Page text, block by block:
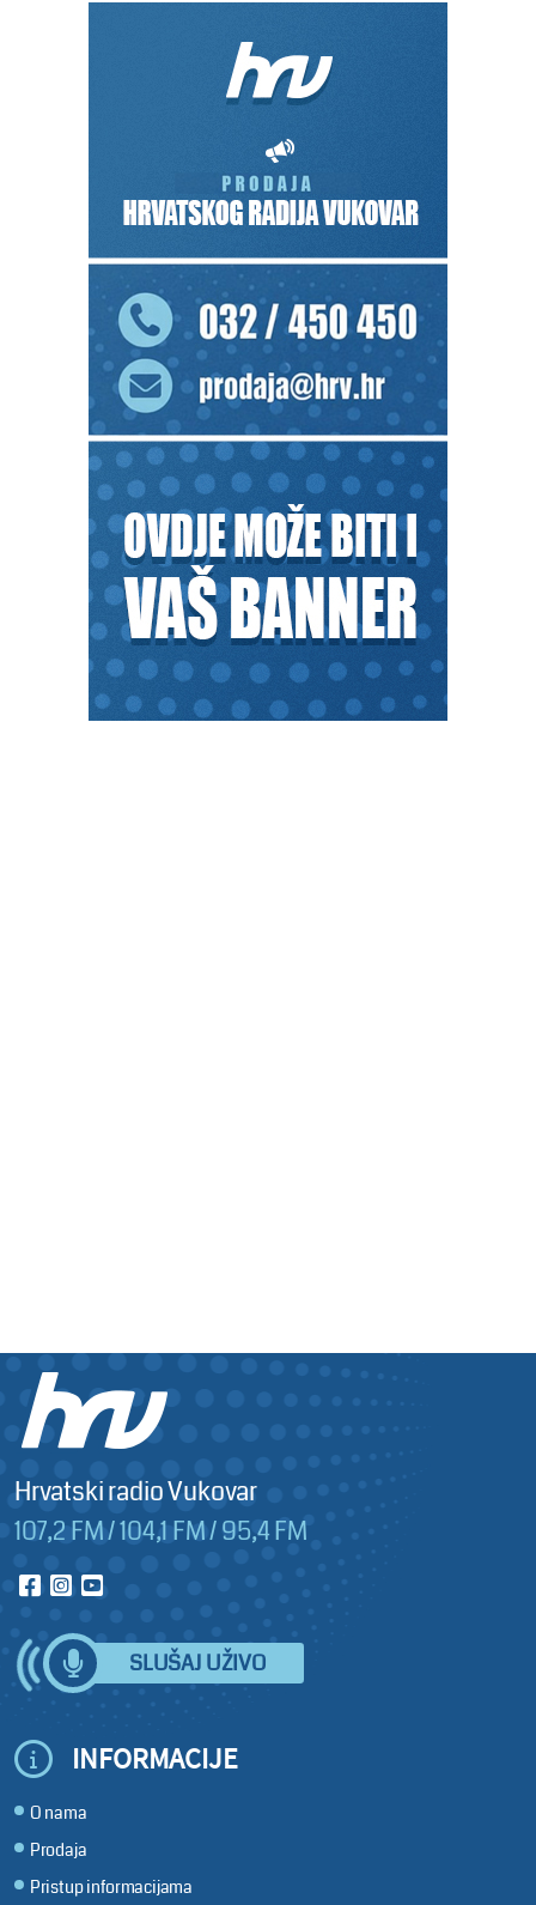
Hrvatski radio Vukovar
107,2 FM / 104,1 FM / 95,4 FM
SLUŠAJ UŽIVO
INFORMACIJE
O nama
Prodaja
Pristup informacijama